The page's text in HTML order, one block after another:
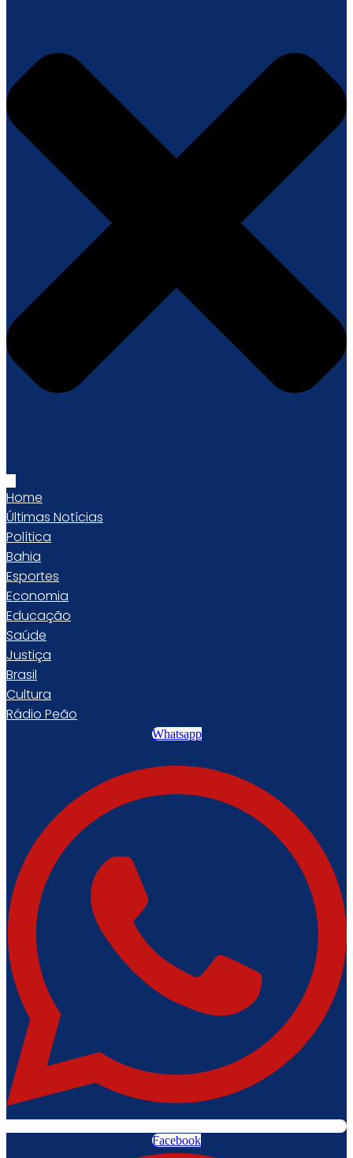
Home
Últimas Notícias
Política
Bahia
Esportes
Economia
Educação
Saúde
Justiça
Brasil
Cultura
Rádio Peão
Whatsapp
Facebook